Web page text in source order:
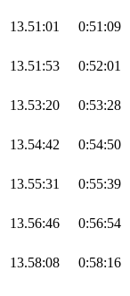
13.51:01 0:51:09
13.51:53 0:52:01
13.53:20 0:53:28
13.54:42 0:54:50
13.55:31 0:55:39
13.56:46 0:56:54
13.58:08 0:58:16